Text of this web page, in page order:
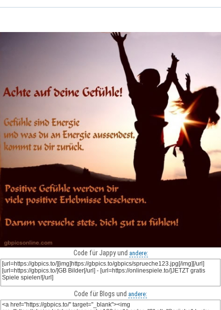
Code für Jappy und andere:
Code für Blogs und andere: